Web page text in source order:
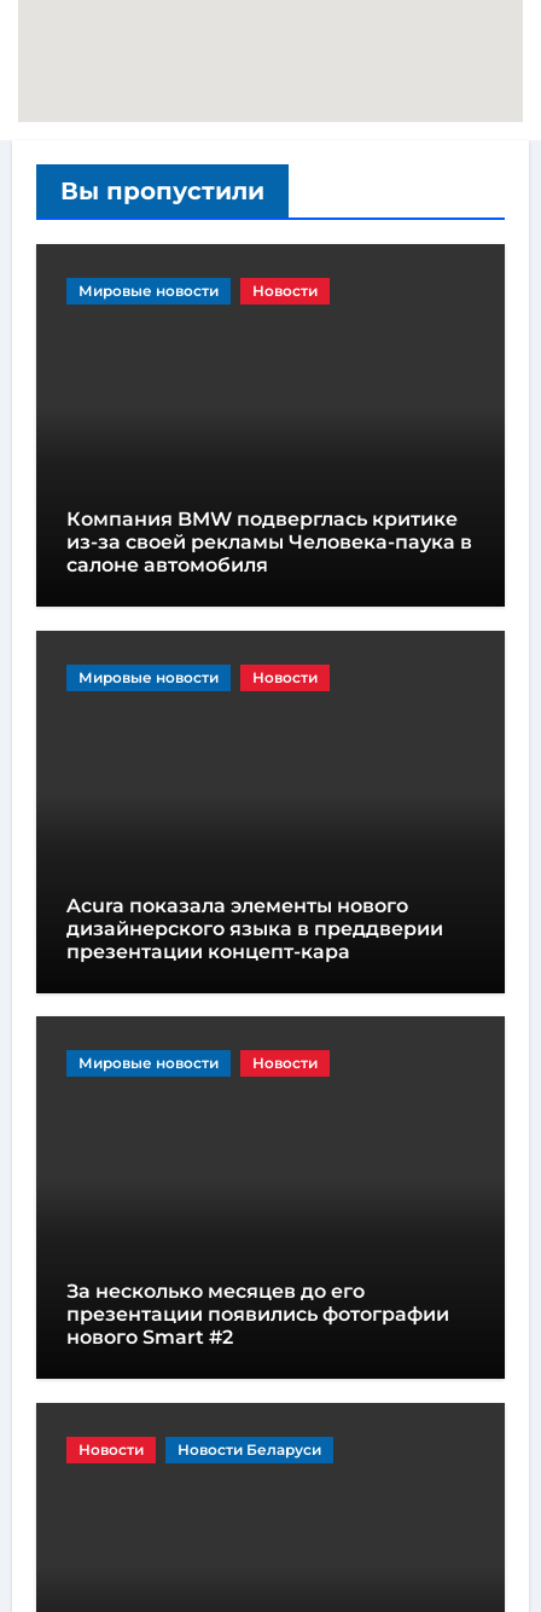
Вы пропустили
Мировые новости Новости
Компания BMW подверглась критике
из-за своей рекламы Человека-паука в
салоне автомобиля
Мировые новости Новости
Acura показала элементы нового
дизайнерского языка в преддверии
презентации концепт-кара
Мировые новости Новости
За несколько месяцев до его
презентации появились фотографии
нового Smart #2
Новости Новости Беларуси